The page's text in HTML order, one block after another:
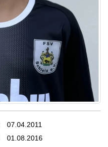
07.04.2011
01.08.2016